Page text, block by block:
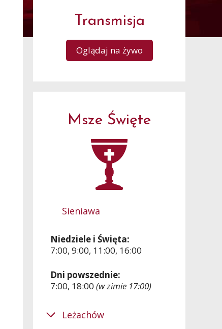
Transmisja
Oglądaj na żywo
Msze Święte
Sieniawa
Niedziele i Święta:
7:00, 9:00, 11:00, 16:00
Dni powszednie:
7:00, 18:00 (w zimie 17:00)
Leżachów